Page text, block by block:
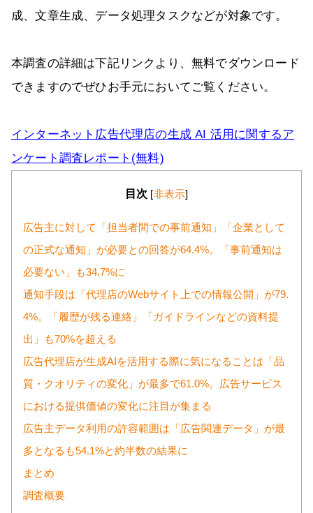
成、文章生成、データ処理タスクなどが対象です。
本調査の詳細は下記リンクより、無料でダウンロード
できますのでぜひお手元においてご覧ください。
インターネット広告代理店の生成 AI 活用に関するア
ンケート調査レポート(無料)
目次 [非表示]
広告主に対して「担当者間での事前通知」「企業として
の正式な通知」が必要との回答が64.4%。「事前通知は
必要ない」も34.7%に
通知手段は「代理店のWebサイト上での情報公開」が79.
4%。「履歴が残る連絡」「ガイドラインなどの資料提
出」も70%を超える
広告代理店が生成AIを活用する際に気になることは「品
質・クオリティの変化」が最多で61.0%。広告サービス
における提供価値の変化に注目が集まる
広告主データ利用の許容範囲は「広告関連データ」が最
多となるも54.1%と約半数の結果に
まとめ
調査概要